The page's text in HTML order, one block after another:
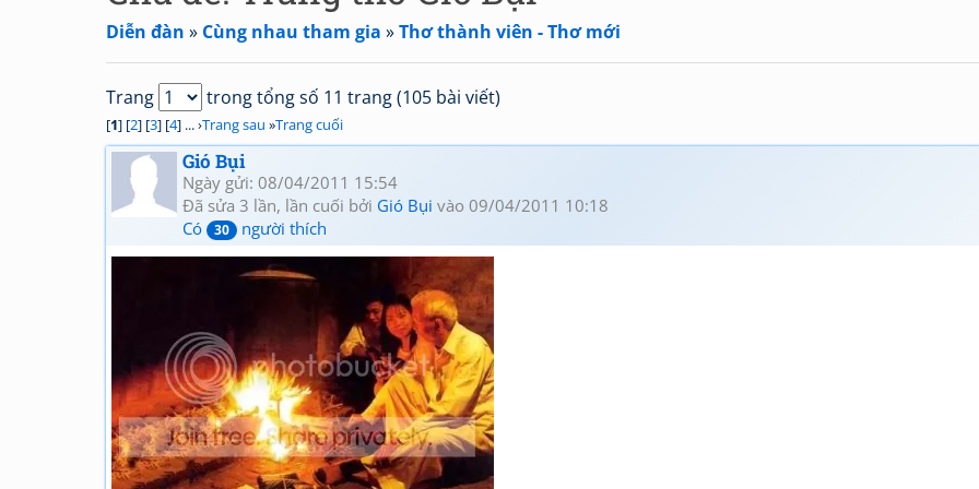
Diễn đàn » Cùng nhau tham gia »Thơ thành viên - Thơ mới
Trang trong tổng số 11 trang (105 bài viết)
[1] [2] [3] [4] ... ›Trang sau »Trang cuối
Gió Bụi
Ngày gửi: 08/04/2011 15:54
Đã sửa 3 lần, lần cuối bởi Gió Bụi vào 09/04/2011 10:18
Có
30 người thích